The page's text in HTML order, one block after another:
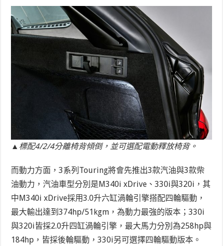
▲標配4/2/4分離椅背傾倒，並可選配電動釋放椅背。
而動力方面，3系列Touring將會先推出3款汽油與3款柴
油動力，汽油車型分別是M340i xDrive、330i與320i，其
中M340i xDrive採用3.0升六缸渦輪引擎搭配四輪驅動，
最大輸出達到374hp/51kgm，為動力最強的版本；330i
與320i皆採2.0升四缸渦輪引擎，最大馬力分別為258hp與
184hp，皆採後輪驅動，330i另可選擇四輪驅動版本。